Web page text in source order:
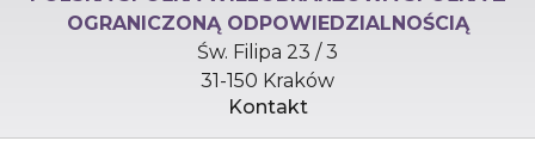
OGRANICZONĄ ODPOWIEDZIALNOŚCIĄ
Św. Filipa 23 / 3
31-150 Kraków
Kontakt